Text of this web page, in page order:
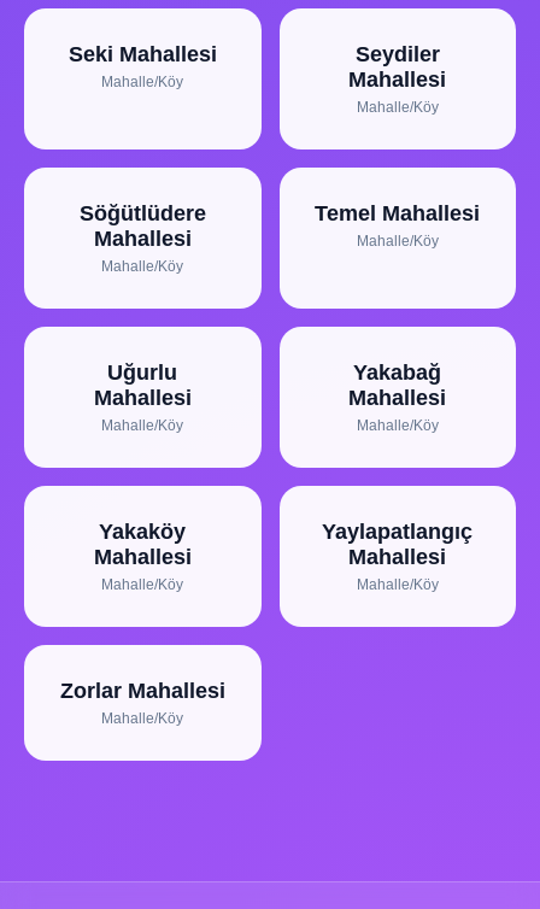
Seki Mahallesi
Mahalle/Köy
Seydiler
Mahallesi
Mahalle/Köy
Söğütlüdere
Mahallesi
Mahalle/Köy
Temel Mahallesi
Mahalle/Köy
Uğurlu
Mahallesi
Mahalle/Köy
Yakabağ
Mahallesi
Mahalle/Köy
Yakaköy
Mahallesi
Mahalle/Köy
Yaylapatlangıç
Mahallesi
Mahalle/Köy
Zorlar Mahallesi
Mahalle/Köy